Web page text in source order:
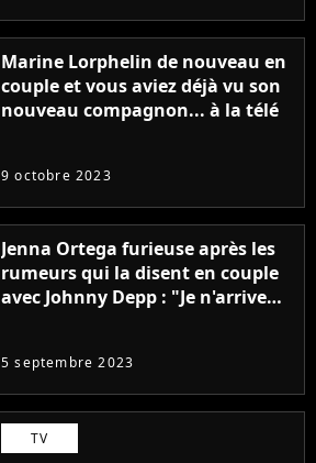
Marine Lorphelin de nouveau en
couple et vous aviez déjà vu son
nouveau compagnon... à la télé
9 octobre 2023
Jenna Ortega furieuse après les
rumeurs qui la disent en couple
avec Johnny Depp : "Je n'arrive
5 septembre 2023
TV